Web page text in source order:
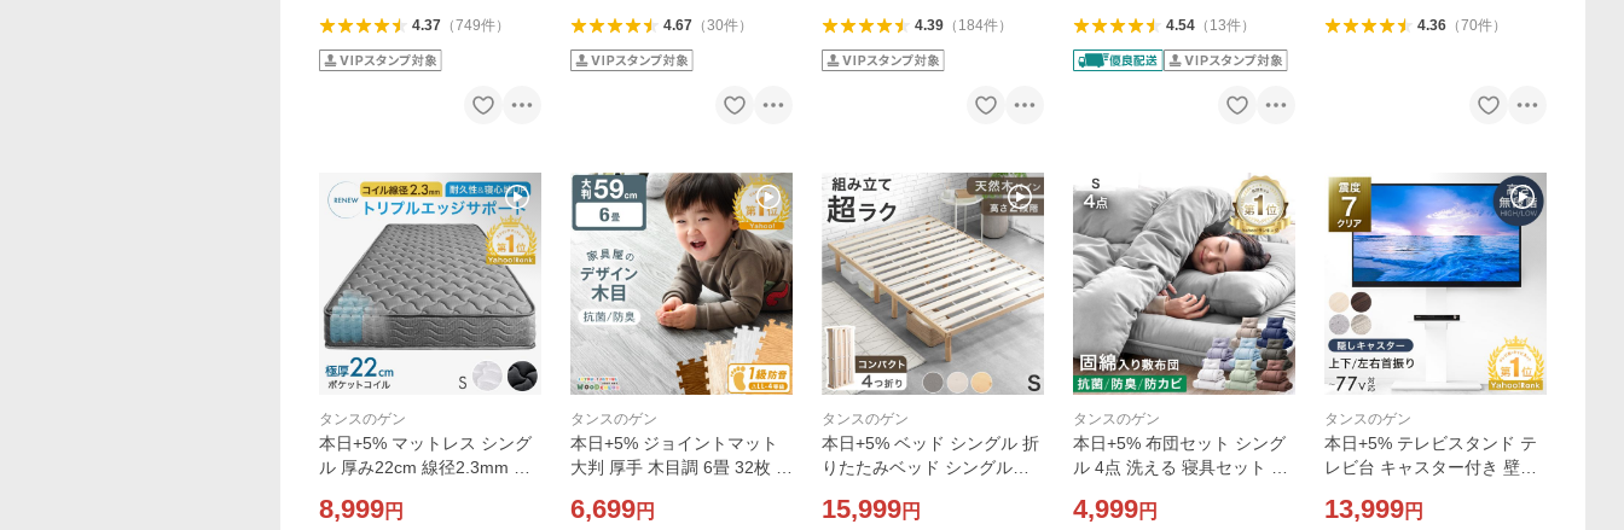
4.37（749件） 4.67（30件） 4.39（ 184件） 4.54（ 13件） 4.36（70件）
タンスのゲン
本日+5% マットレス シング
ル 厚み22cm 線径2.3mm ベ
ス ポケットコイルマットレ
8,999円
タンスのゲン
本日+5% ジョイントマット
大判 厚手 木目調 6畳 32枚 5
ッションマット プレイマッ
6,699円
タンスのゲン
本日+5% ベッド シングル 折
りたたみベッド シングルベ
すのこベッド ローベッド 組
15,999円
タンスのゲン
本日+5% 布団セット シング
ル 4点 洗える 寝具セット シ
団セット 来客用 布団 ふとん
4,999円
タンスのゲン
本日+5% テレビスタンド テ
レビ台 キャスター付き 壁寄
イプ 無段階高さ調節 32〜77
13,999円